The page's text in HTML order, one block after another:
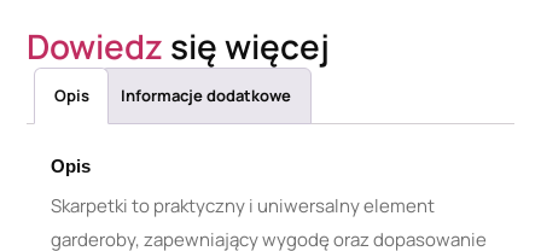
Dowiedz się więcej
Opis Informacje dodatkowe
Opis
Skarpetki to praktyczny i uniwersalny element
garderoby, zapewniający wygodę oraz dopasowanie